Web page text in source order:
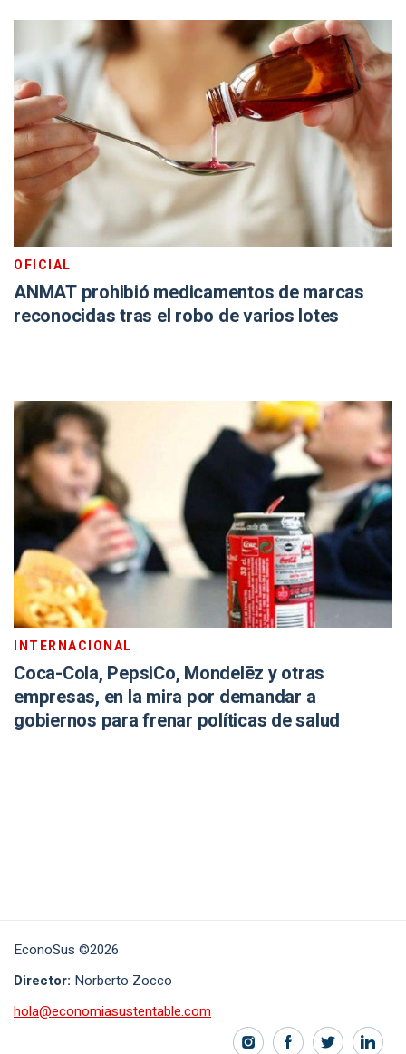
OFICIAL
ANMAT prohibió medicamentos de marcas
reconocidas tras el robo de varios lotes
INTERNACIONAL
Coca-Cola, PepsiCo, Mondelēz y otras
empresas, en la mira por demandar a
gobiernos para frenar políticas de salud
EconoSus ©2026
Director: Norberto Zocco
hola@economiasustentable.com